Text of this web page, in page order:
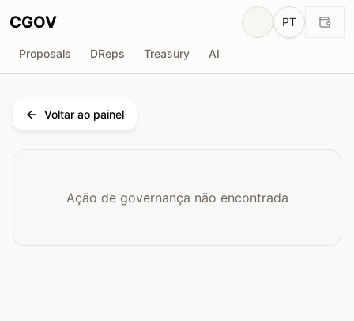
CGOV PT
Proposals DReps Treasury AI
Voltar ao painel
Ação de governança não encontrada